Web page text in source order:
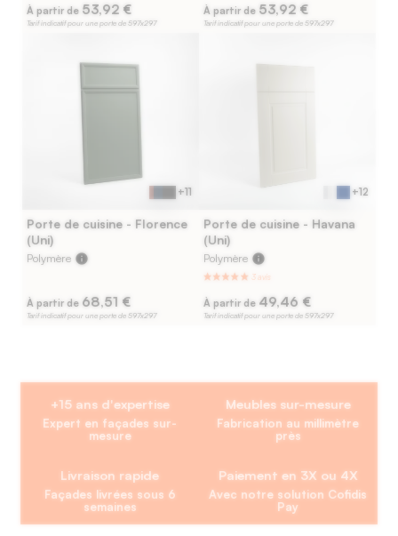
À partir de 53,92 €
Tarif indicatif pour une porte de 597x297
À partir de 53,92 €
Tarif indicatif pour une porte de 597x297
Porte de cuisine - Florence
(Uni)
Polymère info
À partir de 68,51 €
Tarif indicatif pour une porte de 597x297
+11
Porte de cuisine - Havana
(Uni)
Polymère info
À partir de 49,46 €
Tarif indicatif pour une porte de 597x297
+12
+15 ans d'expertise
Expert en façades sur-
mesure
Meubles sur-mesure
Fabrication au millimètre
près
Livraison rapide
Façades livrées sous 6
semaines
Paiement en 3X ou 4X
Avec notre solution Cofidis
Pay